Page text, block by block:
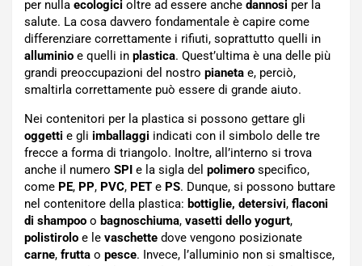
per nulla ecologici oltre ad essere anche dannosi per la
salute. La cosa davvero fondamentale è capire come
differenziare correttamente i rifiuti, soprattutto quelli in
alluminio e quelli in plastica. Quest’ultima è una delle più
grandi preoccupazioni del nostro pianeta e, perciò,
smaltirla correttamente può essere di grande aiuto.
Nei contenitori per la plastica si possono gettare gli
oggetti e gli imballaggi indicati con il simbolo delle tre
frecce a forma di triangolo. Inoltre, all’interno si trova
anche il numero SPI e la sigla del polimero specifico,
come PE, PP, PVC, PET e PS. Dunque, si possono buttare
nel contenitore della plastica: bottiglie, detersivi, flaconi
di shampoo o bagnoschiuma, vasetti dello yogurt,
polistirolo e le vaschette dove vengono posizionate
carne, frutta o pesce. Invece, l’alluminio non si smaltisce,